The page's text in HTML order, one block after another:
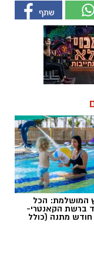
המושלמת: הכל
ברשת הקאנטרי-
חודש מתנה (כולל